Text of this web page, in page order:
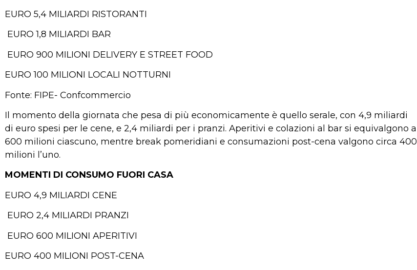
EURO 5,4 MILIARDI RISTORANTI
EURO 1,8 MILIARDI BAR
EURO 900 MILIONI DELIVERY E STREET FOOD
EURO 100 MILIONI LOCALI NOTTURNI
Fonte: FIPE- Confcommercio
Il momento della giornata che pesa di più economicamente è quello serale, con 4,9 miliardi
di euro spesi per le cene, e 2,4 miliardi per i pranzi. Aperitivi e colazioni al bar si equivalgono a
600 milioni ciascuno, mentre break pomeridiani e consumazioni post-cena valgono circa 400
milioni l’uno.
MOMENTI DI CONSUMO FUORI CASA
EURO 4,9 MILIARDI CENE
EURO 2,4 MILIARDI PRANZI
EURO 600 MILIONI APERITIVI
EURO 400 MILIONI POST-CENA